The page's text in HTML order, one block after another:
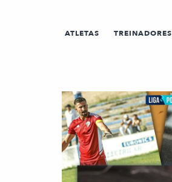
ATLETAS TREINADORES